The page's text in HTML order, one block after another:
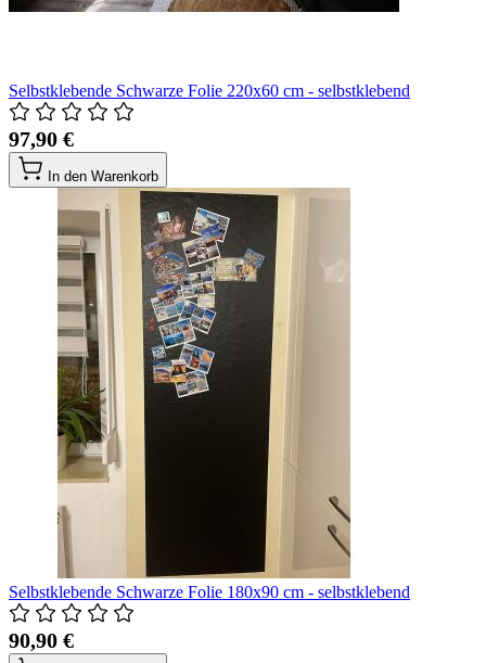
Selbstklebende Schwarze Folie 220x60 cm - selbstklebend
97,90 €
In den Warenkorb
Selbstklebende Schwarze Folie 180x90 cm - selbstklebend
90,90 €